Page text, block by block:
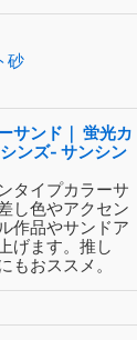
砂
サンド｜ 蛍光カ
ンズ- サンシン
タイプカラーサ
し色やアクセン
作品やサンドア
げます。推し
もおススメ。